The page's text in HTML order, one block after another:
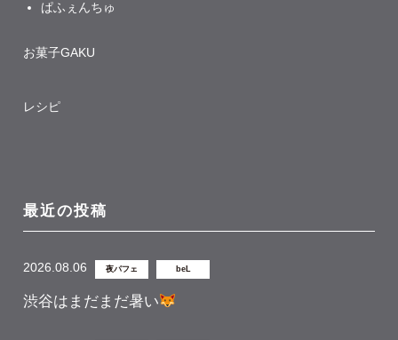
ぱふぇんちゅ
お菓子GAKU
レシピ
最近の投稿
2026.08.06 夜パフェ beL
渋谷はまだまだ暑い